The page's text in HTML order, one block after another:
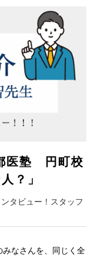
医塾 円町校
？」
タビュー！スタッフ
なさんを、同じく全